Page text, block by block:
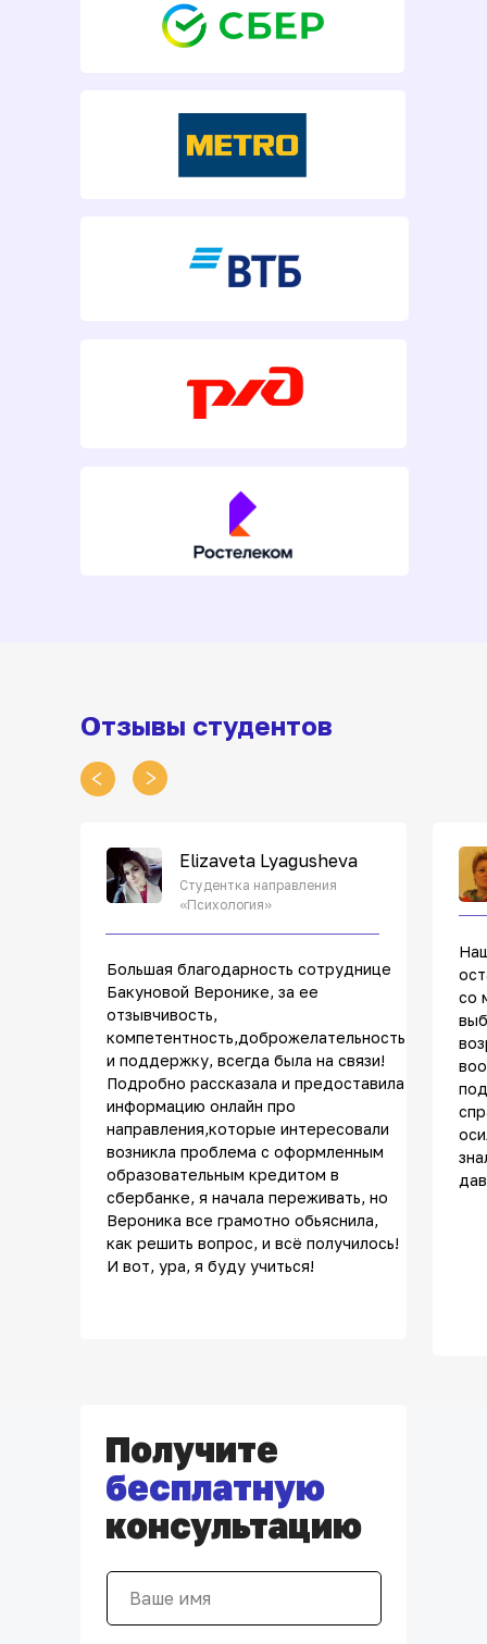
Отзывы студентов
Большая благодарность сотруднице
Бакуновой Веронике, за ее
отзывчивость,
компетентность,доброжелательность
и поддержку, всегда была на связи!
Подробно рассказала и предоставила
информацию онлайн про
направления,которые интересовали
возникла проблема с оформленным
образовательным кредитом в
сбербанке, я начала переживать, но
Вероника все грамотно обьяснила,
как решить вопрос, и всё получилось!
И вот, ура, я буду учиться!
со
Elizaveta Lyagusheva
Студентка направления
«Психология»
Получите
бесплатную
консультацию